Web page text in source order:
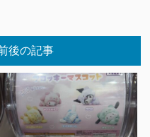
後の記事